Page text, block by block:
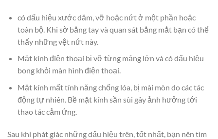
có dấu hiệu xước dăm, vỡ hoặc nứt ở một phần hoặc
toàn bộ. Khi sờ bằng tay và quan sát bằng mắt bạn có thể
thấy những vệt nứt này.
Mặt kính điện thoại bị vỡ từng mảng lớn và có dấu hiệu
bong khỏi màn hình điện thoại.
Mặt kính mất tính năng chống lóa, bị mài mòn do các tác
động tự nhiên. Bề mặt kính sần sùi gây ảnh hưởng tới
thao tác cảm ứng.
Sau khi phát giác những dấu hiệu trên, tốt nhất, bạn nên tìm